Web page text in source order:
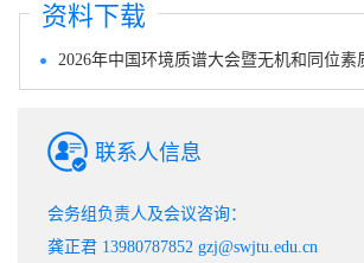
资料下载
2026年中国环境质谱大会暨无机和同位素
议摘要模板
联系人信息
会务组负责人及会议咨询：
龚正君 13980787852 gzj@swjtu.edu.cn